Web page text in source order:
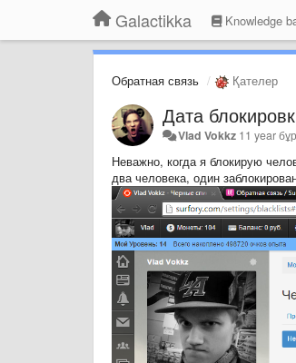
Galactikka Knowledge
Обратная связь Қателер
Дата
Vlad Vokkz 11 year
Неважно, когда я блокирую
два человека, один